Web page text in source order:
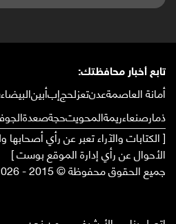
تابع أخبار محافظتك:
أمانة العاصمةعدنتعزلحجإبأبينالبيضاء
ذمارصنعاءريمةالمحويتحجةصعدة
[ الكتابات والآراء تعبر عن رأي
الأحوال عن رأي إدارة الموقع بوست ]
جميع الحقوق محفوظة © 2015 - 2026